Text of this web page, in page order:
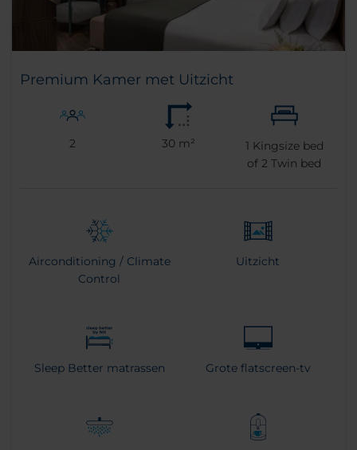
Premium Kamer met Uitzicht
2 30 m² 1 Kingsize bed
of2 Twin bed
Airconditioning / Climate
Control
Uitzicht
Sleep Better matrassen Grote flatscreen-tv